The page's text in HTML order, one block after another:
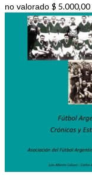
no valorado $ 5.000,00